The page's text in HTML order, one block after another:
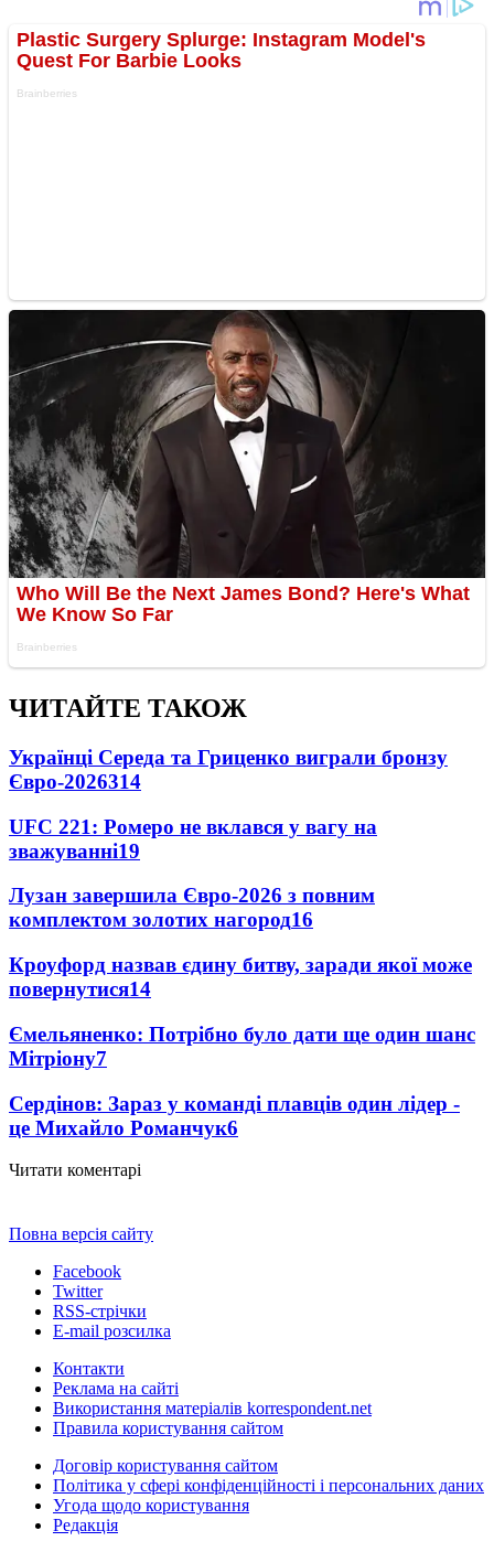
ЧИТАЙТЕ ТАКОЖ
Українці Середа та Гриценко виграли бронзу
Євро-2026314
UFC 221: Ромеро не вклався у вагу на
зважуванні19
Лузан завершила Євро-2026 з повним
комплектом золотих нагород16
Кроуфорд назвав єдину битву, заради якої може
повернутися14
Ємельяненко: Потрібно було дати ще один шанс
Мітріону7
Сердінов: Зараз у команді плавців один лідер -
це Михайло Романчук6
Читати коментарі
Повна версія сайту
Facebook
Twitter
RSS-стрічки
E-mail розсилка
Контакти
Реклама на сайті
Використання матеріалів korrespondent.net
Правила користування сайтом
Договір користування сайтом
Політика у сфері конфіденційності і персональних даних
Угода щодо користування
Редакція